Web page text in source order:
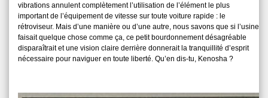
vibrations annulent complètement l’utilisation de l’élément le plus
important de l’équipement de vitesse sur toute voiture rapide : le
rétroviseur. Mais d’une manière ou d’une autre, nous savons que si l’usine
faisait quelque chose comme ça, ce petit bourdonnement désagréable
disparaîtrait et une vision claire derrière donnerait la tranquillité d’esprit
nécessaire pour naviguer en toute liberté. Qu’en dis-tu, Kenosha ?